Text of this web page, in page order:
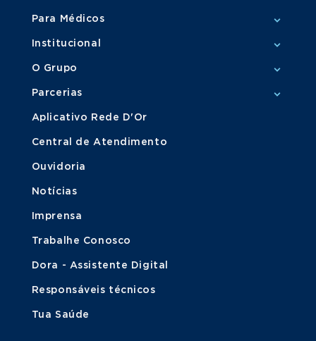
Para Médicos
Institucional
O Grupo
Parcerias
Aplicativo Rede D'Or
Central de Atendimento
Ouvidoria
Notícias
Imprensa
Trabalhe Conosco
Dora - Assistente Digital
Responsáveis técnicos
Tua Saúde